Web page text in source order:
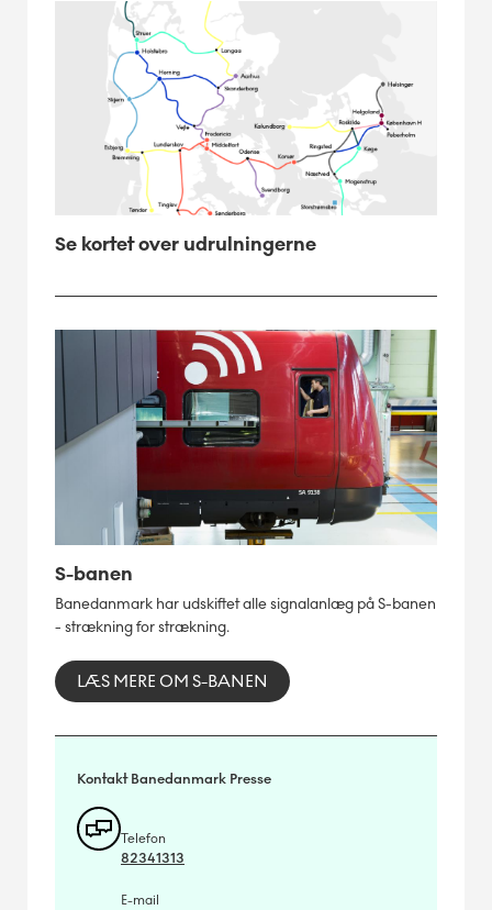
Se kortet over udrulningerne
S-banen
Banedanmark har udskiftet alle signalanlæg på S-banen
- strækning for strækning.
LÆS MERE OM S-BANEN
Kontakt Banedanmark Presse
Telefon
82341313
E-mail